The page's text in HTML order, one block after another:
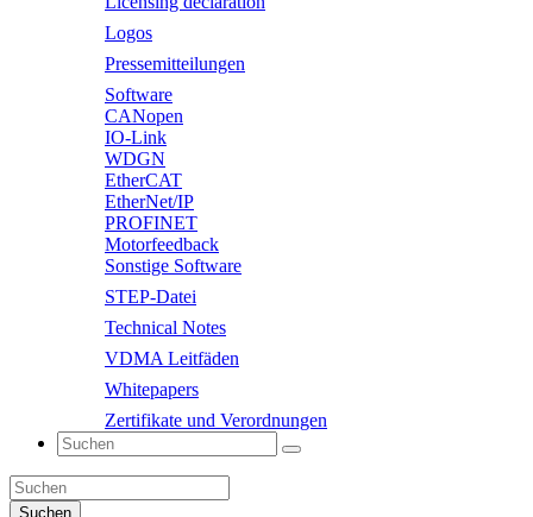
Logos
Pressemitteilungen
Software
CANopen
IO-Link
WDGN
EtherCAT
EtherNet/IP
PROFINET
Motorfeedback
Sonstige Software
STEP-Datei
Technical Notes
VDMA Leitfäden
Whitepapers
Zertifikate und Verordnungen
Suchen